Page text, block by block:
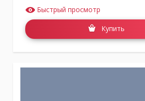
Быстрый просмотр
Купить